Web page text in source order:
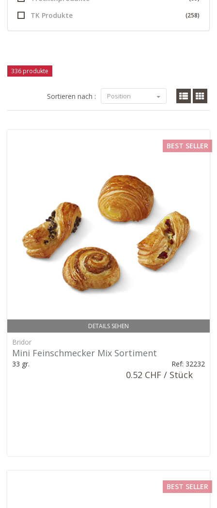
TK Produkte (258)
336 produkte
Sortieren nach : Position
DETAILS SEHEN
BEST SELLER
Bridor
Mini Feinschmecker Mix Sortiment
33 gr. Ref: 32232
0.52 CHF / Stück
BEST SELLER